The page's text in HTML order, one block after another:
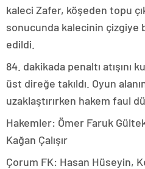
kaleci Zafer, köşeden topu
sonucunda kalecinin çizgiye
edildi.
84. dakikada penaltı atışını
üst direğe takıldı. Oyun
uzaklaştırırken hakem faul
Hakemler: Ömer Faruk
Kağan Çalışır
Çorum FK: Hasan Hüseyin,